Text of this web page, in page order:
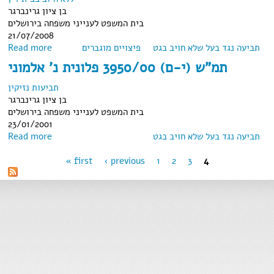
בן ציון גרינברגר
בית המשפט לענייני משפחה בירושלים
21/07/2008
תביעה נגד בעל שלא חויב בגט
פיצויים מוגברים Read more about תמ"ש (י-ם) 6743/02 כ. נ' כ.
תמ"ש (י-ם) 3950/00 פלונית נ' אלמוני
תביעות נזיקין
בן ציון גרינברגר
בית המשפט לענייני משפחה בירושלים
23/01/2001
תביעה נגד בעל שלא חויב בגט
Read more about תמ"ש (י-ם) 3950/00 פלונית נ' אלמוני
Pages « first ‹ previous 1 2 3 4